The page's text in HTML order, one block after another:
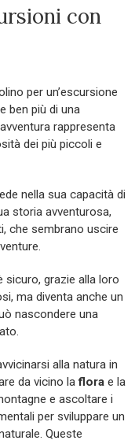
con
per un’escursione
ben più di una
rappresenta
dei più piccoli e
nella sua capacità di
storia avventurosa,
che sembrano uscire
grazie alla loro
ma diventa anche un
nascondere una
alla natura in
da vicino laflora e la
e ascoltare i
per sviluppare un
Queste